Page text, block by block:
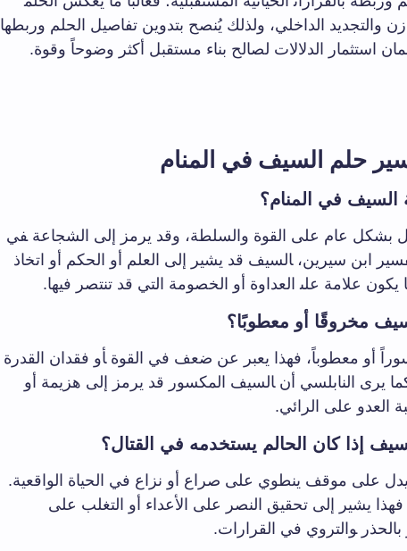
والتجديد ⁤الداخلي، ⁣ولذلك ​يُنصح بتدوين تفاصيل ⁢الحلم وربطها
استثمار ‌الدلالات لصالح⁣ بناء مستقبل أكثر ⁤وضوحاً وقوة.
حلم ‌السيف في المنام
في المنام؟
بشكل عام على القوة والسلطة، وقد ⁣يرمز إلى الشجاعة ‍في
⁢ابن سيرين، ‍السيف قد يشير إلى​ العلم أو الحكم أو​ اتخاذ
يكون⁢ علامة⁣ على‍ العداوة أو الخصومة⁣ التي قد ⁣تنتصر فيها.
مخروقًا‌ أو‌ معطوبًا؟
أو معطوباً،‌ فهذا⁣ يعبر​ عن ضعف في القوة ‍أو فقدان القدرة​
يرى النابلسي أن ‍السيف المكسور ⁣قد يرمز إلى⁢ هزيمة أو
العدو على الرائي.
إذا كان الحالم يستخدمه في القتال؟
يدل على موقف ينطوي على‌ صراع أو نزاع في ‌الحياة الواقعية.
فهذا يشير إلى تحقيق النصر ⁤على ⁤الأعداء أو⁣ التغلب‌ على
بالحذر ‍والتروي ⁣في القرارات.